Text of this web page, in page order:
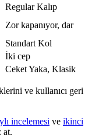
Regular Kalıp
Zor kapanıyor, dar
Standart Kol
İki cep
Ceket Yaka, Klasik
ve kullanıcı geri
incelemesi ve ikinci
at.